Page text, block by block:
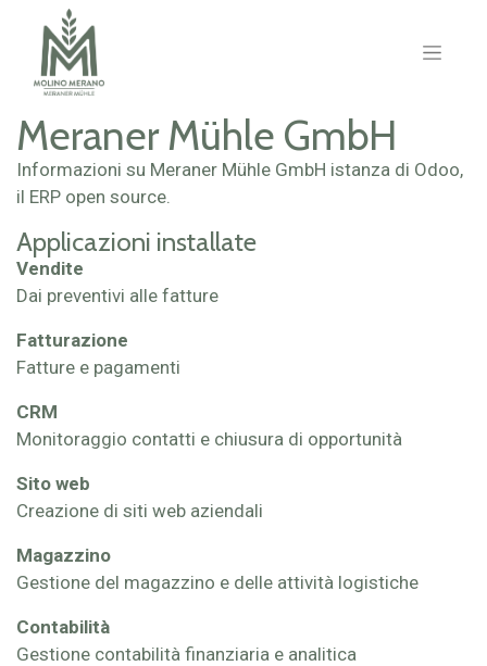
Meraner Mühle GmbH
Informazioni su Meraner Mühle GmbH istanza di Odoo,
il ERP open source.
Applicazioni installate
Vendite
Dai preventivi alle fatture
Fatturazione
Fatture e pagamenti
CRM
Monitoraggio contatti e chiusura di opportunità
Sito web
Creazione di siti web aziendali
Magazzino
Gestione del magazzino e delle attività logistiche
Contabilità
Gestione contabilità finanziaria e analitica